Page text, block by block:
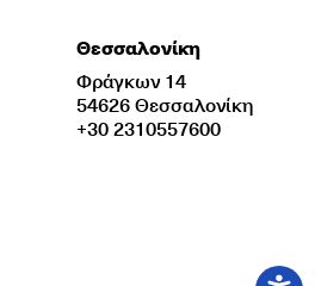
Θεσσαλονίκη
Φράγκων 14
54626 Θεσσαλονίκη
+30 2310557600